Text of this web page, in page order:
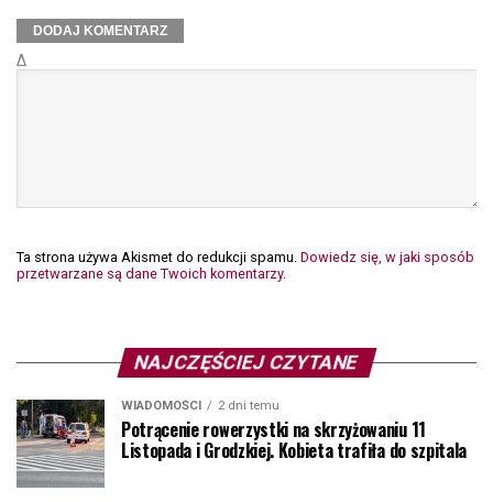
Δ
Ta strona używa Akismet do redukcji spamu. Dowiedz się, w jaki sposób
przetwarzane są dane Twoich komentarzy.
NAJCZĘŚCIEJ CZYTANE
WIADOMOŚCI 2 dni temu
Potrącenie rowerzystki na skrzyżowaniu 11
Listopada i Grodzkiej. Kobieta trafiła do szpitala